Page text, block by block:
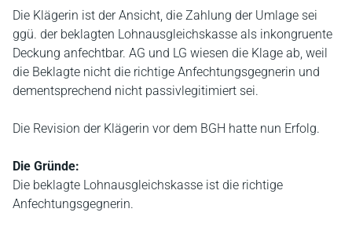
Die Klägerin ist der Ansicht, die Zahlung der Umlage sei
ggü. der beklagten Lohnausgleichskasse als inkongruente
Deckung anfechtbar. AG und LG wiesen die Klage ab, weil
die Beklagte nicht die richtige Anfechtungsgegnerin und
dementsprechend nicht passivlegitimiert sei.
Die Revision der Klägerin vor dem BGH hatte nun Erfolg.
Die Gründe:
Die beklagte Lohnausgleichskasse ist die richtige
Anfechtungsgegnerin.